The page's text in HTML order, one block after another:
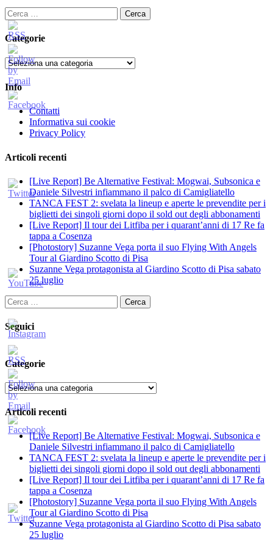
Ricerca
per:
Categorie
Categorie
Info
Contatti
Informativa sui cookie
Privacy Policy
Articoli recenti
[Live Report] Be Alternative Festival: Mogwai, Subsonica e
Daniele Silvestri infiammano il palco di Camigliatello
TANCA FEST 2: svelata la lineup e aperte le prevendite per i
biglietti dei singoli giorni dopo il sold out degli abbonamenti
[Live Report] Il tour dei Litfiba per i quarant’anni di 17 Re fa
tappa a Cosenza
[Photostory] Suzanne Vega porta il suo Flying With Angels
Tour al Giardino Scotto di Pisa
Suzanne Vega protagonista al Giardino Scotto di Pisa sabato
25 luglio
Ricerca
per:
Seguici
Categorie
Categorie
Articoli recenti
[Live Report] Be Alternative Festival: Mogwai, Subsonica e
Daniele Silvestri infiammano il palco di Camigliatello
TANCA FEST 2: svelata la lineup e aperte le prevendite per i
biglietti dei singoli giorni dopo il sold out degli abbonamenti
[Live Report] Il tour dei Litfiba per i quarant’anni di 17 Re fa
tappa a Cosenza
[Photostory] Suzanne Vega porta il suo Flying With Angels
Tour al Giardino Scotto di Pisa
Suzanne Vega protagonista al Giardino Scotto di Pisa sabato
25 luglio